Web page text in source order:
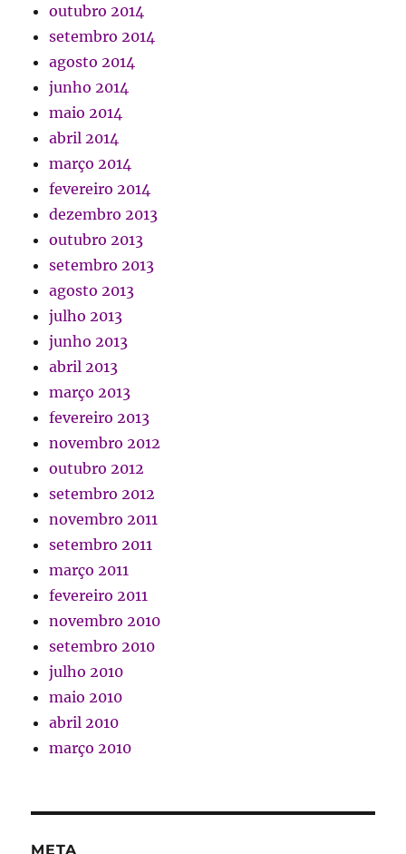
outubro 2014
setembro 2014
agosto 2014
junho 2014
maio 2014
abril 2014
março 2014
fevereiro 2014
dezembro 2013
outubro 2013
setembro 2013
agosto 2013
julho 2013
junho 2013
abril 2013
março 2013
fevereiro 2013
novembro 2012
outubro 2012
setembro 2012
novembro 2011
setembro 2011
março 2011
fevereiro 2011
novembro 2010
setembro 2010
julho 2010
maio 2010
abril 2010
março 2010
META